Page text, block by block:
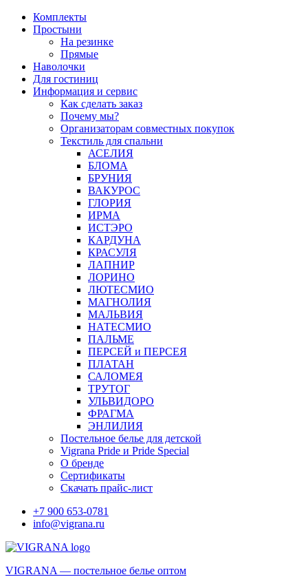
Перейти
содержимому
Комплекты
Простыни
На резинке
Прямые
Наволочки
Для гостиниц
Информация и сервис
Как сделать заказ
Почему мы?
Организаторам совместных покупок
Текстиль для спальни
АСЕЛИЯ
БЛОМА
БРУНИЯ
ВАКУРОС
ГЛОРИЯ
ИРМА
ИСТЭРО
КАРДУНА
КРАСУЛЯ
ЛАПНИР
ЛОРИНО
ЛЮТЕСМИО
МАГНОЛИЯ
МАЛЬВИЯ
НАТЕСМИО
ПАЛЬМЕ
ПЕРСЕЙ и ПЕРСЕЯ
ПЛАТАН
САЛОМЕЯ
ТРУТОГ
УЛЬВИДОРО
ФРАГМА
ЭНЛИЛИЯ
Постельное белье для детской
Vigrana Pride и Pride Special
О бренде
Сертификаты
Скачать прайс-лист
+7 900 653-0781
info@vigrana.ru
VIGRANA — постельное белье оптом